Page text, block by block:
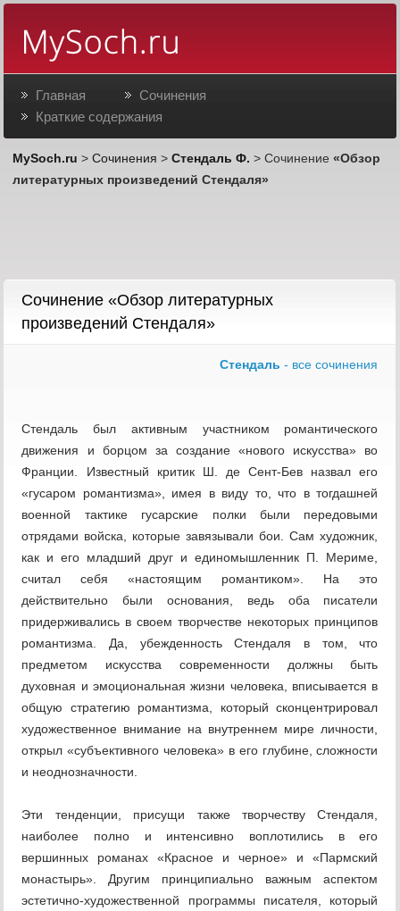
Главная
Сочинения
Краткие содержания
MySoch.ru >Сочинения >Стендаль Ф. > Сочинение«Обзор
литературных произведений Стендаля»
Сочинение «Обзор литературных
произведений Стендаля»
Стендаль - все сочинения
Стендаль был активным участником романтического
движения и борцом за создание «нового искусства» во
Франции. Известный критик Ш. де Сент-Бев назвал его
«гусаром романтизма», имея в виду то, что в тогдашней
военной тактике гусарские полки были передовыми
отрядами войска, которые завязывали бои. Сам художник,
как и его младший друг и единомышленник П. Мериме,
считал себя «настоящим романтиком». На это
действительно были основания, ведь оба писатели
придерживались в своем творчестве некоторых принципов
романтизма. Да, убежденность Стендаля в том, что
предметом искусства современности должны быть
духовная и эмоциональная жизни человека, вписывается в
общую стратегию романтизма, который сконцентрировал
художественное внимание на внутреннем мире личности,
открыл «субъективного человека» в его глубине, сложности
и неоднозначности.
Эти тенденции, присущи также творчеству Стендаля,
наиболее полно и интенсивно воплотились в его
вершинных романах «Красное и черное» и «Пармский
монастырь». Другим принципиально важным аспектом
эстетично-художественной программы писателя, который